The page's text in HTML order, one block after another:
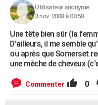
Utilisateur anonyme
3 nov. 2008 à 00:58
Une tête bien sûr (la
D'ailleurs, il me semble
ou après que Somerset
une mèche de cheveux
Commenter 0